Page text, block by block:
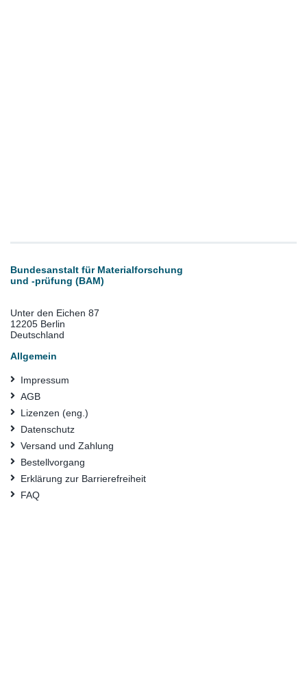
Bundesanstalt für Materialforschung
und -prüfung (BAM)
Unter den Eichen 87
12205 Berlin
Deutschland
Allgemein
Impressum
AGB
Lizenzen (eng.)
Datenschutz
Versand und Zahlung
Bestellvorgang
Erklärung zur Barrierefreiheit
FAQ